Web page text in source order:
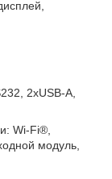
2xUSB-A,
Wi-Fi®
модуль,